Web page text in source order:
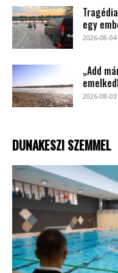
egy
2026-08-04
„Add
2026-08-03
DUNAKESZI SZEMMEL